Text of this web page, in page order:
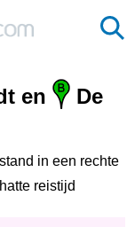
en
De
in een rechte
reistijd